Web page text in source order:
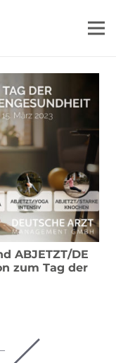
ABJETZT/DE
zum Tag der